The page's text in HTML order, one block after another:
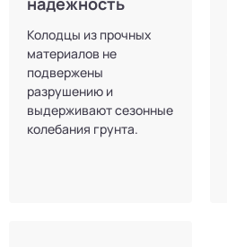
Колодцы из прочных
материалов не
подвержены
разрушению и
выдерживают сезонные
колебания грунта.